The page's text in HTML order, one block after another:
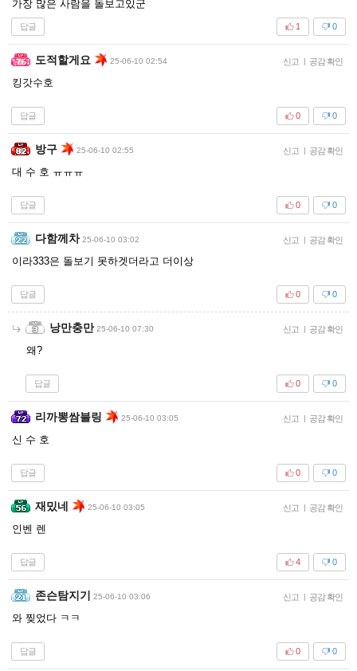
가장 많은 사람을 돌보고있군
답글 0
1
도적할게요 25-06-10 02:54 신고 | 공감 확인
킹갓수호
답글 0
0
방구 25-06-10 02:55 신고 | 공감 확인
대 수 호 ㅠㅠㅠ
답글 0
0
다함께차 25-06-10 03:02 신고 | 공감 확인
이라333은 돌보기 못하겟더라고 더이상
답글 0
0
낭만충만 25-06-10 07:30 신고 | 공감 확인
왜?
답글 0
0
리까뽕쌈블링 25-06-10 03:05 신고 | 공감 확인
신 수 호
답글 0
0
재밌네 25-06-10 03:05 신고 | 공감 확인
인벤 렌
답글 0
4
존슨탐지기 25-06-10 03:06 신고 | 공감 확인
와 찢었다 ㅋㅋ
답글 0
0